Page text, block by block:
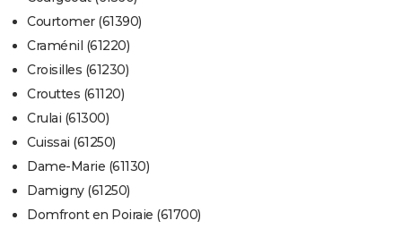
Courtomer (61390)
Craménil (61220)
Croisilles (61230)
Crouttes (61120)
Crulai (61300)
Cuissai (61250)
Dame-Marie (61130)
Damigny (61250)
Domfront en Poiraie (61700)